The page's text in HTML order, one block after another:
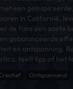
een
in Californië,
de fans een zoete
gebalanceerde
en ontspanning.
teelt tips of het
Ontspannend